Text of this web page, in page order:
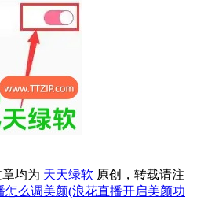
均为 天天绿软 原创，转载请注
怎么调美颜(浪花直播开启美颜功